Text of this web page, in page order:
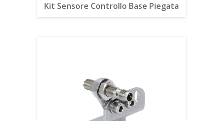
Kit Sensore Controllo Base Piegata